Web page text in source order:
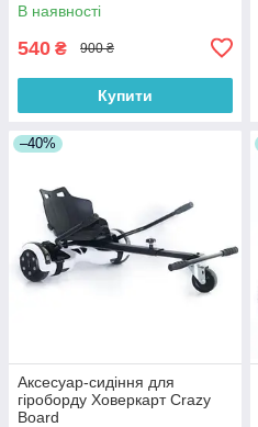
В наявності
540 ₴ 900 ₴
Купити
–40%
Аксесуар-сидіння для
гіроборду Ховеркарт Crazy
Board